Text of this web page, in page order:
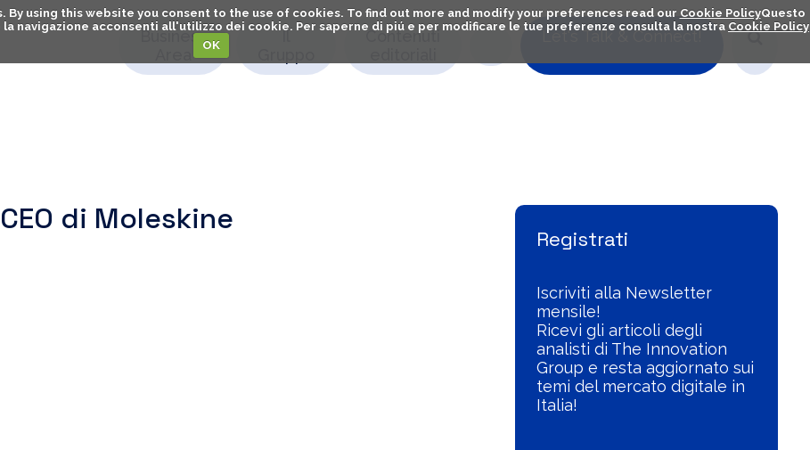
using this website you consent to the use of cookies. To find out more and modify your preferences read our Cookie PolicyQuesto
navigazione acconsenti all'utilizzo dei cookie. Per saperne di piú e per modificare le tue preferenze consulta la nostra Cookie Policy
OK
Let's Talk & Connect!
Business
Il
Contenuti
di Moleskine
Registrati
Iscriviti alla Newsletter
mensile!
Ricevi gli articoli degli
analisti di The Innovation
Group e resta aggiornato sui
temi del mercato digitale in
Italia!